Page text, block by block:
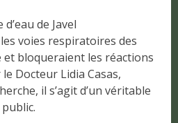
de Javel
voies respiratoires des
et bloqueraient les réactions
Docteur Lidia Casas,
il s’agit d’un véritable